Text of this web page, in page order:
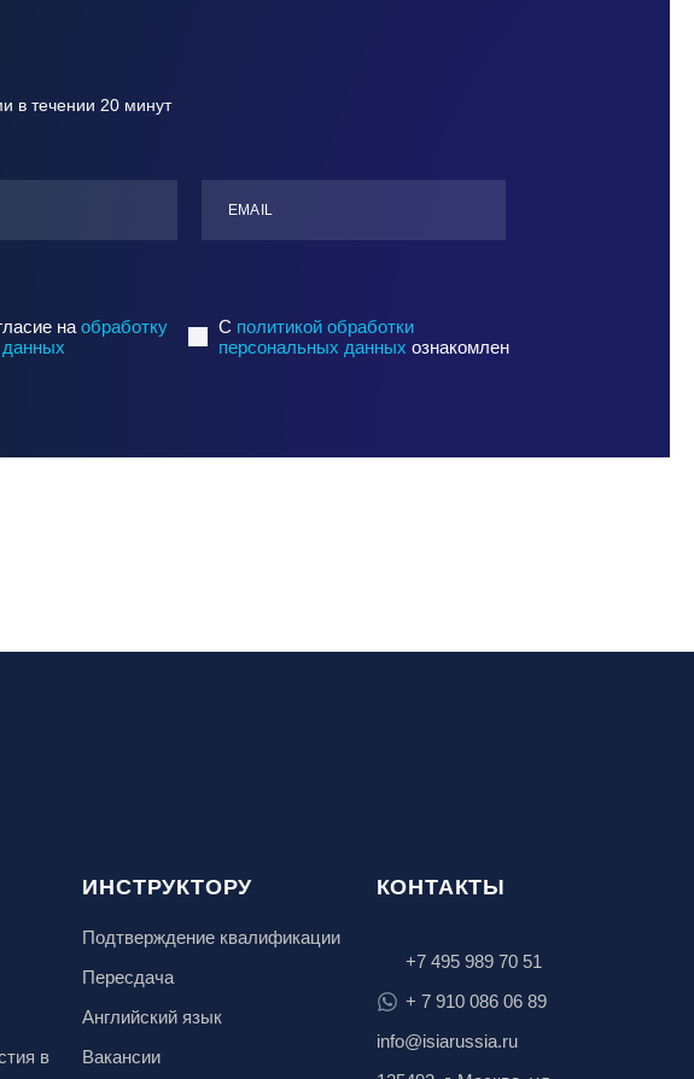
в течении 20 минут
ЕMАIL
наобработку
C политикой обработки
персональных данных ознакомлен
в
ИНСТРУКТОРУ
Подтверждение квалификации
Пересдача
Английский язык
Вакансии
КОНТАКТЫ
+7 495 989 70 51
+ 7 910 086 06 89
info@isiarussia.ru